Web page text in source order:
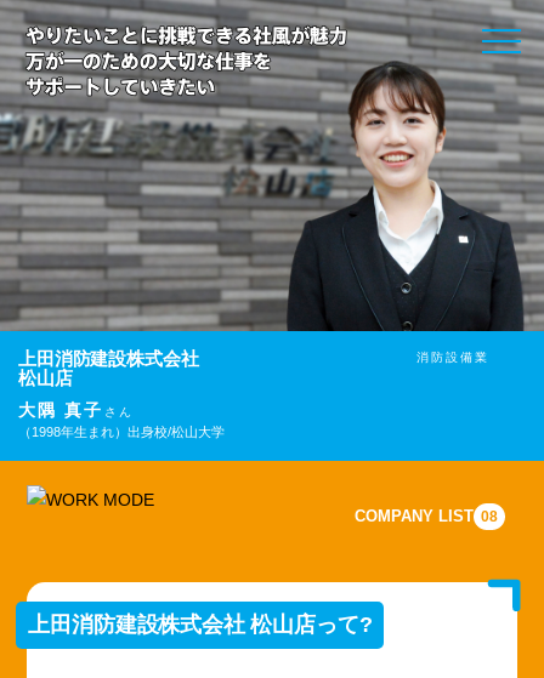
toggle
消防設備業
上田消防建設株式会社
松山店
大隅 真子 さん
（1998年生まれ） 出身校/松山大学
COMPANY LIST 08
上田消防建設株式会社 松山店って?